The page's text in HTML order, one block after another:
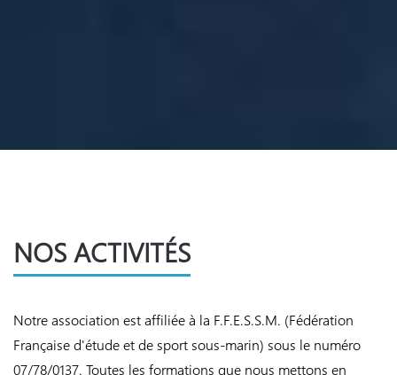
NOS ACTIVITÉS
Notre association est affiliée à la F.F.E.S.S.M. (Fédération
Française d'étude et de sport sous-marin) sous le numéro
07/78/0137. Toutes les formations que nous mettons en